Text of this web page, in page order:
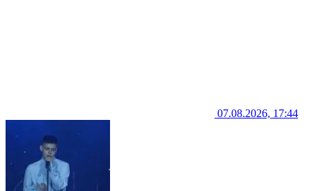
07.08.2026, 17:44